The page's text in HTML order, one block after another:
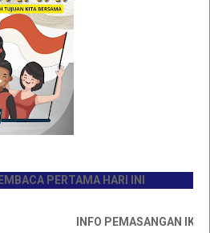
PERTAMA HARI INI
INFO PEMASANGAN IKLAN